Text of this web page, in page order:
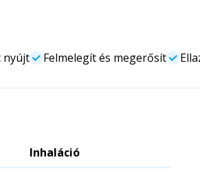
nyújt Felmelegít és megerősít
Inhaláció